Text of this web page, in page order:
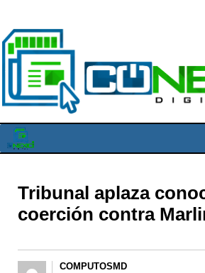
Tribunal aplaza
coerción contra
COMPUTOSMD